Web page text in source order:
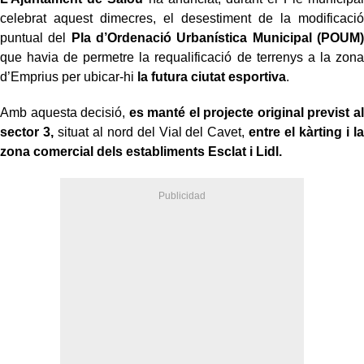
celebrat aquest dimecres, el desestiment de la modificació
puntual del
Pla d’Ordenació Urbanística Municipal (POUM)
que havia de permetre la requalificació de terrenys a la zona
d’Emprius per ubicar-hi la futura ciutat esportiva.
Amb aquesta decisió, es manté el projecte original previst al
sector 3,situat al nord del Vial del Cavet,entre el kàrting i la
zona comercial dels establiments Esclat i Lidl.